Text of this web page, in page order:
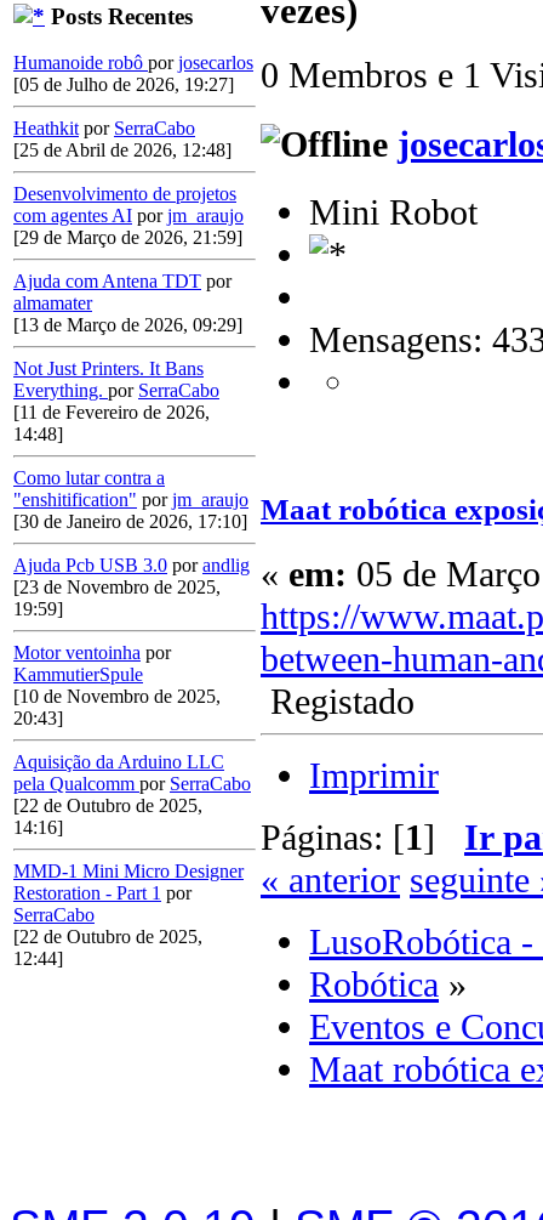
Posts Recentes
Humanoide robô porjosecarlos
[05 de Julho de 2026, 19:27]
Heathkit por SerraCabo
[25 de Abril de 2026, 12:48]
Desenvolvimento de projetos
com agentes AI porjm_araujo
[29 de Março de 2026, 21:59]
Ajuda com Antena TDT por
almamater
[13 de Março de 2026, 09:29]
Not Just Printers. It Bans
Everything. por SerraCabo
[11 de Fevereiro de 2026,
14:48]
Como lutar contra a
"enshitification" porjm_araujo
[30 de Janeiro de 2026, 17:10]
Ajuda Pcb USB 3.0 porandlig
[23 de Novembro de 2025,
19:59]
Motor ventoinha por
KammutierSpule
[10 de Novembro de 2025,
20:43]
Aquisição da Arduino LLC
pela Qualcomm por SerraCabo
[22 de Outubro de 2025,
14:16]
MMD-1 Mini Micro Designer
Restoration - Part 1 por
SerraCabo
[22 de Outubro de 2025,
12:44]
vezes)
0 Membros e 1
Mini Robot
Mensagens:
Maat robótica
« em: 05 de
https://
between-human-
Registado
Imprimir
Páginas: [1] Ir
« anterior seguinte
LusoRobótica -
Robótica »
Eventos e
Maat robótica